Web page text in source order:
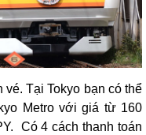
vé. Tại Tokyo bạn có thể
Metro với giá từ 160
Có 4 cách thanh toán